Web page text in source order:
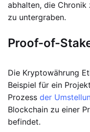
abhalten, die Chronik
zu untergraben.
Proof-of-
Die Kryptowährung
Beispiel für ein
Prozess der
Blockchain zu einer
befindet.